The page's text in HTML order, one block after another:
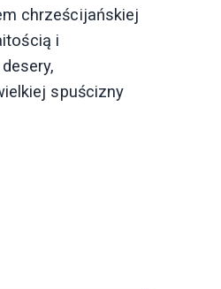
chrześcijańskiej
i
spuścizny